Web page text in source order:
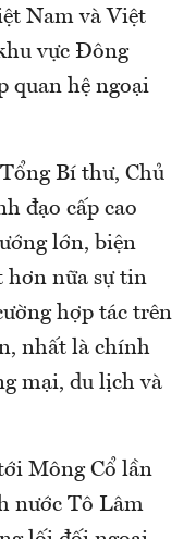
Nam và Việt
vực Đông
quan hệ ngoại
Bí thư, Chủ
đạo cấp cao
lớn, biện
hơn nữa sự tin
hợp tác trên
nhất là chính
mại, du lịch và
Mông Cổ lần
nước Tô Lâm